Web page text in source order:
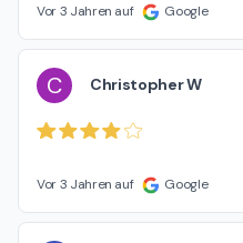
Vor 3 Jahren auf Google
C Christopher W
Vor 3 Jahren auf Google